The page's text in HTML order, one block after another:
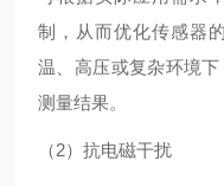
制，从而优化传感器
温、高压或复杂环境
测量结果。
（2）抗电磁干扰